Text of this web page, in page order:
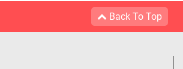
Back To Top